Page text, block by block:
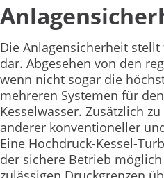
Die Anlagensicherheit
dar. Abgesehen von den
wenn nicht sogar die
mehreren Systemen für
Kesselwasser. Zusätzlich
anderer konventioneller
Eine Hochdruck-Kessel-
der sichere Betrieb